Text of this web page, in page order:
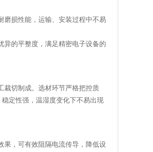
磨损性能，运输、安装过程中不易
异的平整度，满足精密电子设备的
裁切制成。选材环节严格把控质
定性强，温湿度变化下不易出现
果，可有效阻隔电流传导，降低设